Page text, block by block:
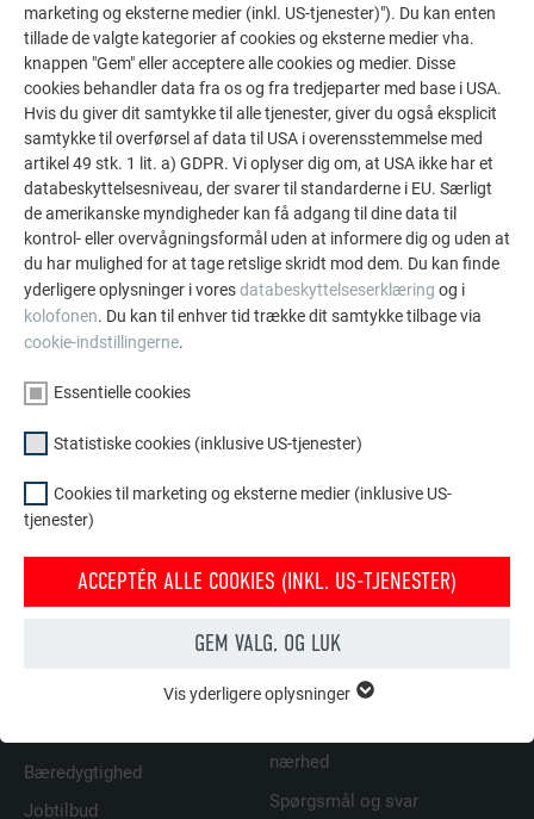
Montering og læggeretning
Fastgørelse
Udskiftning af en tagplade
Monteringsområde
TILBAGE NÆSTE
FAMILIEFORETAGENDE | PREFA
Bæredygtighed
Jobtilbud
VI HJÆLPER DIG
nærhed
Spørgsmål og svar
marketing og eksterne medier (inkl. US-tjenester)"). Du kan enten
tillade de valgte kategorier af cookies og eksterne medier vha.
knappen "Gem" eller acceptere alle cookies og medier. Disse
cookies behandler data fra os og fra tredjeparter med base i USA.
Hvis du giver dit samtykke til alle tjenester, giver du også eksplicit
samtykke til overførsel af data til USA i overensstemmelse med
artikel 49 stk. 1 lit. a) GDPR. Vi oplyser dig om, at USA ikke har et
databeskyttelsesniveau, der svarer til standarderne i EU. Særligt
de amerikanske myndigheder kan få adgang til dine data til
kontrol- eller overvågningsformål uden at informere dig og uden at
du har mulighed for at tage retslige skridt mod dem. Du kan finde
yderligere oplysninger i voresdatabeskyttelseserklæring og i
kolofonen. Du kan til enhver tid trække dit samtykke tilbage via
cookie-indstillingerne.
Essentielle cookies
Statistiske cookies (inklusive US-tjenester)
Cookies til marketing og eksterne medier (inklusive US-
tjenester)
ACCEPTÉR ALLE COOKIES (INKL. US-TJENESTER)
GEM VALG, OG LUK
ESSENTIELLE COOKIES
grundlæggende funktioner. Dette sikrer, at webstedet fungerer
korrekt.
Vis yderligere oplysninger